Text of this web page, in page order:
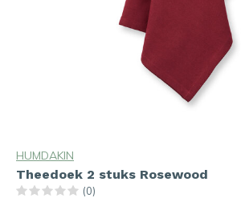
HUMDAKIN
Theedoek 2 stuks Rosewood
(0)